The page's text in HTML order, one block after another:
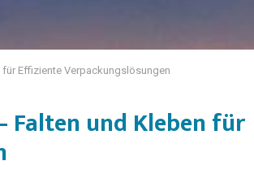
Effiziente Verpackungslösungen
Falten und Kleben für